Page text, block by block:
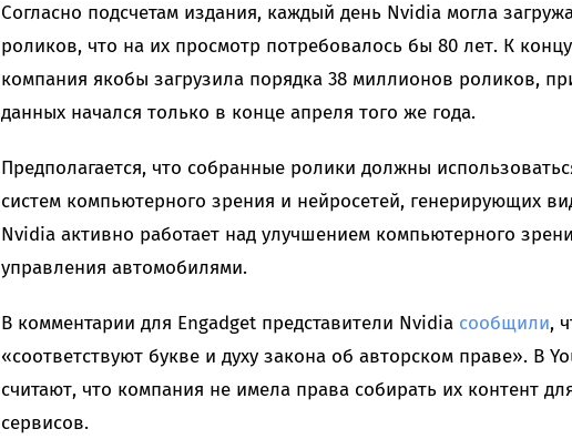
Согласно подсчетам издания, каждый день Nvidia могла
роликов, что на их просмотр потребовалось бы 80 лет. К
компания якобы загрузила порядка 38 миллионов роликов,
данных начался только в конце апреля того же года.
Предполагается, что собранные ролики должны
систем компьютерного зрения и нейросетей, генерирующих
Nvidia активно работает над улучшением компьютерного
управления автомобилями.
В комментарии для Engadget представители Nvidia сообщили,
«соответствуют букве и духу закона об авторском праве». В
считают, что компания не имела права собирать их контент
сервисов.